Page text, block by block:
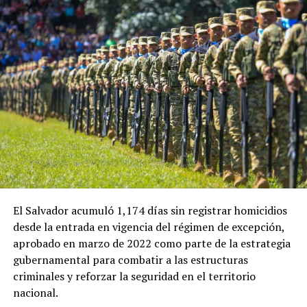
ADVERTISEMENT
En esa ocasión, la ministra de Economía de El Salvador,
María Luisa Hayem, representó al Gobierno salvadoreño
y sostuvo una reunión con Restrepo, en la que se
establecieron algunos acuerdos iniciales que ahora
Ulloa también destacó el papel que tendrá el embajador
de El Salvador en Colombia, Guillermo Rubio, en el
impulso de la nueva etapa de cooperación entre ambos
países.
El Salvador acumuló 1,174 días sin registrar homicidios
desde la entrada en vigencia del régimen de excepción,
aprobado en marzo de 2022 como parte de la estrategia
gubernamental para combatir a las estructuras
criminales y reforzar la seguridad en el territorio
nacional.